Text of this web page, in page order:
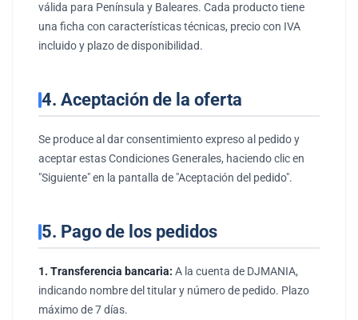
válida para Península y Baleares. Cada producto tiene
una ficha con características técnicas, precio con IVA
incluido y plazo de disponibilidad.
4. Aceptación de la oferta
Se produce al dar consentimiento expreso al pedido y
aceptar estas Condiciones Generales, haciendo clic en
"Siguiente" en la pantalla de "Aceptación del pedido".
5. Pago de los pedidos
1. Transferencia bancaria: A la cuenta de DJMANIA,
indicando nombre del titular y número de pedido. Plazo
máximo de 7 días.